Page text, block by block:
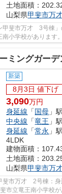
土地面積：
山梨県甲斐市万
甲斐市万才 3号棟
小学校があります
からしっかりとし
ミングガーデン甲
新築
8月3日 値下げ
3,090万円
身延線 「国母 」
中央線 「竜王 」
身延線 「常永 」
4LDK
建物面積：
土地面積：
山梨県甲斐市万
斐市万才 2号棟：身
市立竜王南小学校が